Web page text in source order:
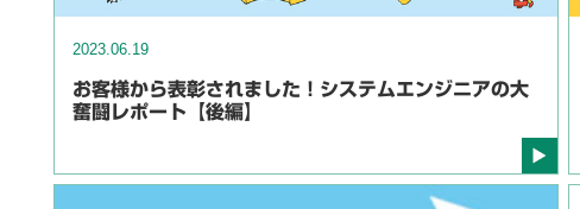
2023.06.19
お客様から表彰されました！システムエンジニアの大
奮闘レポート【後編】